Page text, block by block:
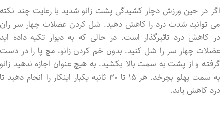
اگر در حین ورزش دچار کشیدگی پشت زانو شدید با رعایت چند نکته
می توانید شدت درد را کاهش دهید. شل کردن عضلات چهار سر ران
در کاهش درد تاثیرگذار است. در حالی که به دیوار تکیه داد‌ه اید
عضلات چهار سر را شل کنید. بدون خم کرد‌ن زانو، مچ پا را در دست
گرفتـه و از پشت به سمت بالا بکشید. به هیچ عنوان اجازه ندهید زانو
به سمت پهلو بچرخد. هر ۱۵ تا ۳۰ ثانیه یکبار اینکار را انجام دهید تا
درد کاهش یابد.